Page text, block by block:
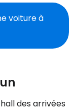
voiture à
des arrivées